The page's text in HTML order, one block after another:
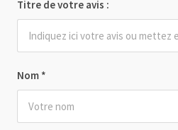
Nom *
Titre de votre avis :